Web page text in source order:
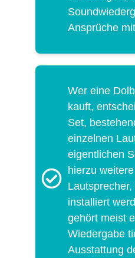
Ansprüche
Wer eine
kauft,
Set,
einzelnen
eigentlichen
hierzu
installiert
gehört meist
Wiedergabe
Ausstattung